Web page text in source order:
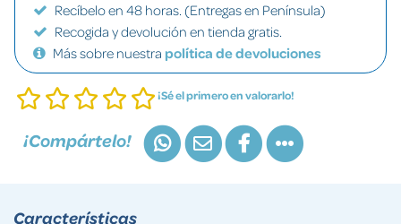
Recíbelo en 48 horas. (Entregas en Península)
Recogida y devolución en tienda gratis.
Más sobre nuestra política de devoluciones
¡Sé el primero en valorarlo!
¡Compártelo!
Características